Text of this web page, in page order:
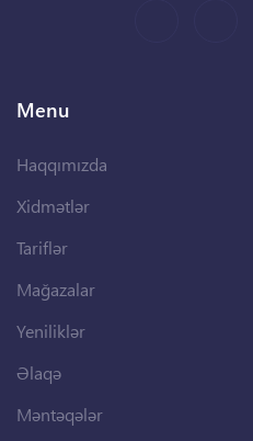
Menu
Haqqımızda
Xidmətlər
Tariflər
Mağazalar
Yeniliklər
Əlaqə
Məntəqələr